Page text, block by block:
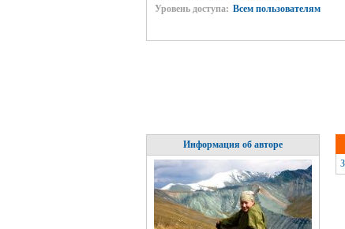
Уровень доступа: Всем пользователям
Информация об авторе